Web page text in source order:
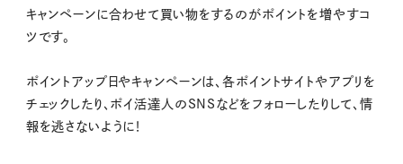
キャンペーンに合わせて買い物をするのがポイントを増やすコ
ツです。
ポイントアップ日やキャンペーンは、各ポイントサイトやアプリを
チェックしたり、ポイ活達人のSNSなどをフォローしたりして、情
報を逃さないように！